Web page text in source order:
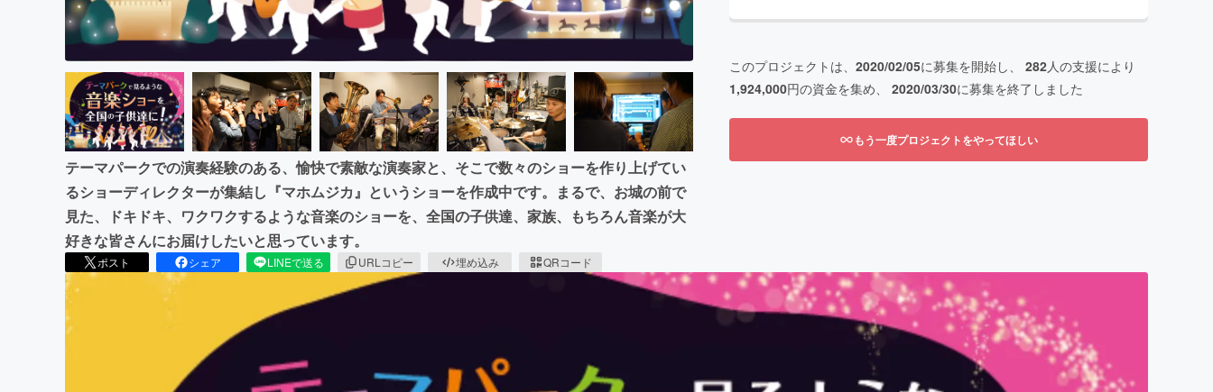
テーマパークでの演奏経験のある、愉快で素敵な演奏家と、そこで数々のショーを作り上げてい
るショーディレクターが集結し『マホムジカ』というショーを作成中です。まるで、お城の前で
見た、ドキドキ、ワクワクするような音楽のショーを、全国の子供達、家族、もちろん音楽が大
好きな皆さんにお届けしたいと思っています。
ポスト シェア LINEで送る URLコピー 埋め込み QRコード
このプロジェクトは、 2020/02/05に募集を開始し、 282人の支援により
1,924,000円の資金を集め、 2020/03/30に募集を終了しました
もう一度プロジェクトをやってほしい